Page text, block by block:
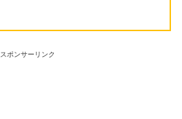
スポンサーリンク